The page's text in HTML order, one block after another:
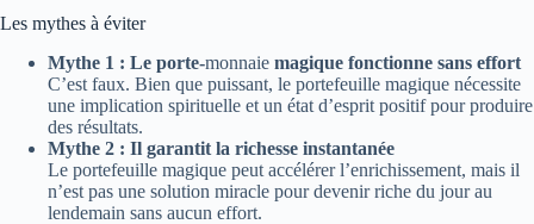
Les mythes à éviter
Mythe 1 : Le porte-monnaie magique fonctionne sans effort
C’est faux. Bien que puissant, le portefeuille magique nécessite
une implication spirituelle et un état d’esprit positif pour produire
des résultats.
Mythe 2 : Il garantit la richesse instantanée
Le portefeuille magique peut accélérer l’enrichissement, mais il
n’est pas une solution miracle pour devenir riche du jour au
lendemain sans aucun effort.